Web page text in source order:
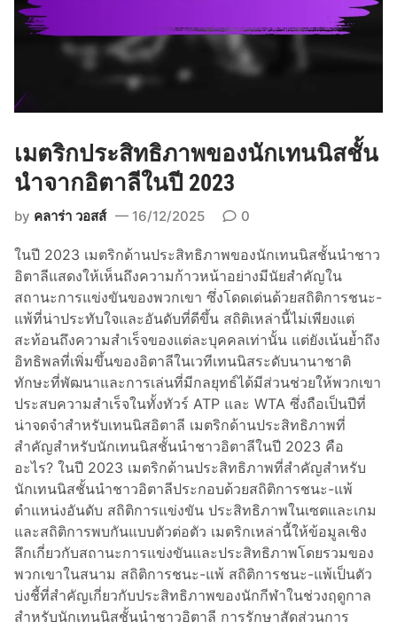
ก
า
เ
ร
า
ร
ะ
สิ
ท
ธิ
ภ
า
พ
สำ
ห
รั
บ
นั
ก
เ
ท
น
นิ
เมตริกประสิทธิภาพของนักเทนนิสชั้น
นำจากอิตาลีในปี 2023
by คลาร่า วอสส์ 16/12/2025 0
ในปี 2023 เมตริกด้านประสิทธิภาพของนักเทนนิสชั้นนำชาว
อิตาลีแสดงให้เห็นถึงความก้าวหน้าอย่างมีนัยสำคัญใน
สถานะการแข่งขันของพวกเขา ซึ่งโดดเด่นด้วยสถิติการชนะ-
แพ้ที่น่าประทับใจและอันดับที่ดีขึ้น สถิติเหล่านี้ไม่เพียงแต่
สะท้อนถึงความสำเร็จของแต่ละบุคคลเท่านั้น แต่ยังเน้นย้ำถึง
อิทธิพลที่เพิ่มขึ้นของอิตาลีในเวทีเทนนิสระดับนานาชาติ
ทักษะที่พัฒนาและการเล่นที่มีกลยุทธ์ได้มีส่วนช่วยให้พวกเขา
ประสบความสำเร็จในทั้งทัวร์ ATP และ WTA ซึ่งถือเป็นปีที่
น่าจดจำสำหรับเทนนิสอิตาลี เมตริกด้านประสิทธิภาพที่
สำคัญสำหรับนักเทนนิสชั้นนำชาวอิตาลีในปี 2023 คือ
อะไร? ในปี 2023 เมตริกด้านประสิทธิภาพที่สำคัญสำหรับ
นักเทนนิสชั้นนำชาวอิตาลีประกอบด้วยสถิติการชนะ-แพ้
ตำแหน่งอันดับ สถิติการแข่งขัน ประสิทธิภาพในเซตและเกม
และสถิติการพบกันแบบตัวต่อตัว เมตริกเหล่านี้ให้ข้อมูลเชิง
ลึกเกี่ยวกับสถานะการแข่งขันและประสิทธิภาพโดยรวมของ
พวกเขาในสนาม สถิติการชนะ-แพ้ สถิติการชนะ-แพ้เป็นตัว
บ่งชี้ที่สำคัญเกี่ยวกับประสิทธิภาพของนักกีฬาในช่วงฤดูกาล
สำหรับนักเทนนิสชั้นนำชาวอิตาลี การรักษาสัดส่วนการ